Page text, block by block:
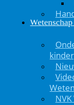
bericht
T: 088
06